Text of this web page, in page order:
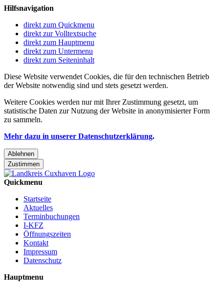
Hilfsnavigation
direkt zum Quickmenu
direkt zur Volltextsuche
direkt zum Hauptmenu
direkt zum Untermenu
direkt zum Seiteninhalt
Diese Website verwendet Cookies, die für den technischen Betrieb
der Website notwendig sind und stets gesetzt werden.
Weitere Cookies werden nur mit Ihrer Zustimmung gesetzt, um
statistische Daten zur Nutzung der Website in anonymisierter Form
zu sammeln.
Mehr dazu in unserer Datenschutzerklärung.
Ablehnen
Zustimmen
Quickmenu
Startseite
Aktuelles
Terminbuchungen
I-KFZ
Öffnungszeiten
Kontakt
Impressum
Datenschutz
Hauptmenu